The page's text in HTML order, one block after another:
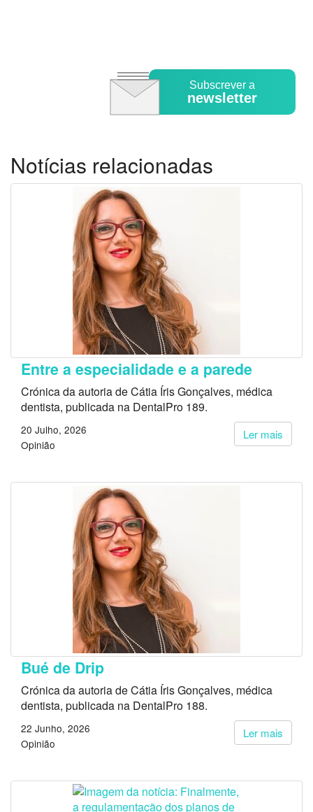
Subscrever a
newsletter
Notícias relacionadas
Entre a especialidade e a parede
Crónica da autoria de Cátia Íris Gonçalves, médica
dentista, publicada na DentalPro 189.
Ler mais
20 Julho, 2026
Opinião
Bué de Drip
Crónica da autoria de Cátia Íris Gonçalves, médica
dentista, publicada na DentalPro 188.
Ler mais
22 Junho, 2026
Opinião